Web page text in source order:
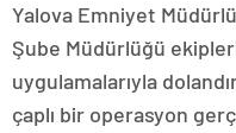
Yalova Emniyet
Şube Müdürlüğü
uygulamalarıyla
çaplı bir operasyon